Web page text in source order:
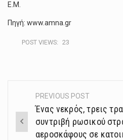
Ε.Μ.
Πηγή: www.amna.gr
POST VIEWS: 23
Post
navigation
PREVIOUS POST
Ένας νεκρός, τρεις
συντριβή ρωσικού
αεροσκάφους σε